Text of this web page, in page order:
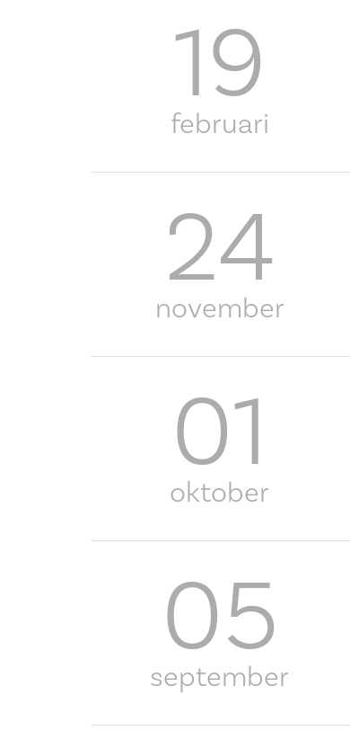
19
februari
24
november
01
oktober
05
september